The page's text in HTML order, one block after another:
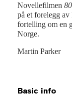
Novellefilmen
på et forelegg
fortelling om en
Norge.
Martin Parker
Basic info